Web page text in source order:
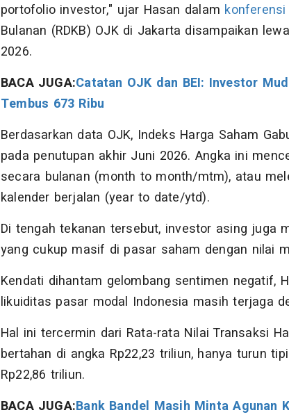
portofolio investor," ujar Hasan dalam
Bulanan (RDKB) OJK di Jakarta disampaikan
2026.
BACA JUGA:Catatan OJK dan BEI: Investor
Tembus 673 Ribu
Berdasarkan data OJK, Indeks Harga Saham
pada penutupan akhir Juni 2026. Angka ini
secara bulanan (month to month/mtm), atau
kalender berjalan (year to date/ytd).
Di tengah tekanan tersebut, investor asing juga
yang cukup masif di pasar saham dengan nilai
Kendati dihantam gelombang sentimen negatif,
likuiditas pasar modal Indonesia masih terjaga
Hal ini tercermin dari Rata-rata Nilai Transaksi
bertahan di angka Rp22,23 triliun, hanya turun
Rp22,86 triliun.
BACA JUGA:Bank Bandel Masih Minta Agunan